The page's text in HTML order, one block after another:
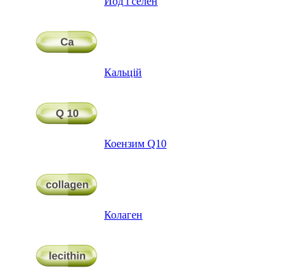
Кальцій
Коензим Q10
Колаген